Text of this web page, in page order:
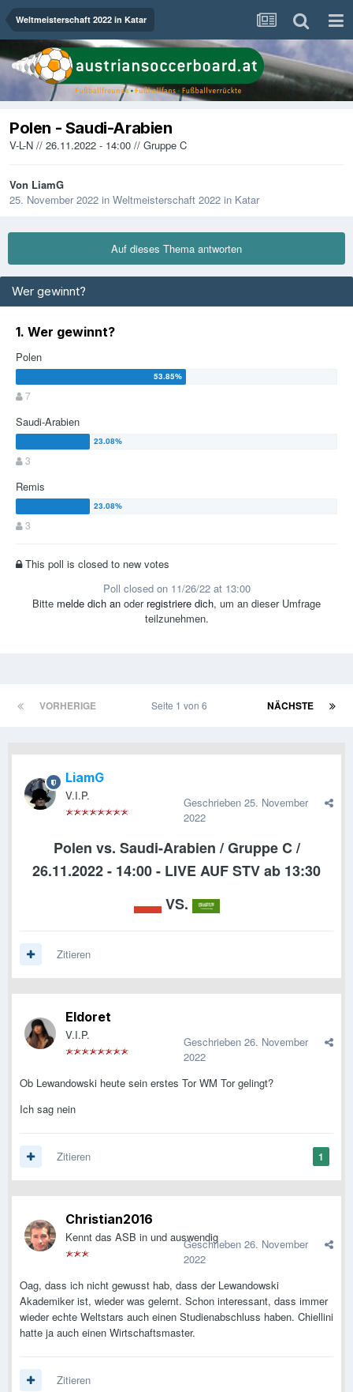
Weltmeisterschaft 2022 in Katar
Polen - Saudi-Arabien
V-L-N // 26.11.2022 - 14:00 // Gruppe C
Von LiamG
25. November 2022 in Weltmeisterschaft 2022 in Katar
Auf dieses Thema antworten
Wer gewinnt?
1. Wer gewinnt?
Polen
7
Saudi-Arabien
3
Remis
3
This poll is closed to new votes
Bitte melde dich an oder registriere dich, um an dieser Umfrage
teilzunehmen.
Poll closed on 11/26/22 at 13:00
VORHERIGE NÄCHSTE
Seite 1 von 6
LiamG
V.I.P. Geschrieben 25. November
2022
Polen vs. Saudi-Arabien / Gruppe C /
26.11.2022 - 14:00 - LIVE AUF STV ab 13:30
VS.
Zitieren
Eldoret
V.I.P. Geschrieben 26. November
2022
Ob Lewandowski heute sein erstes Tor WM Tor gelingt?
Ich sag nein
1
Zitieren
Christian2016
Kennt das ASB in und auswendig
Geschrieben 26. November
2022
Oag, dass ich nicht gewusst hab, dass der Lewandowski
Akademiker ist, wieder was gelernt. Schon interessant, dass immer
wieder echte Weltstars auch einen Studienabschluss haben. Chiellini
hatte ja auch einen Wirtschaftsmaster.
Zitieren